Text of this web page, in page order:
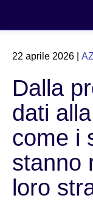
Argomenti
Azienda
Tecnico
Settore
22 aprile 2026
Dalla
dati
come i
stanno
loro